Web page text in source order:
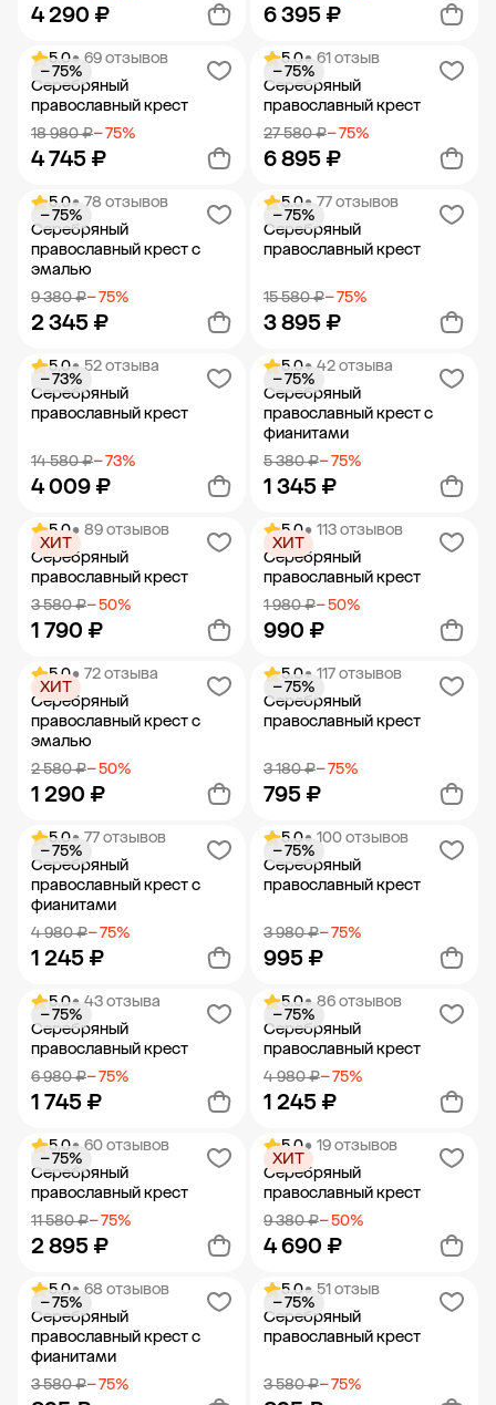
4 290 ₽
Добавить в корзину
6 395 ₽
Добавить в корзину
5.0• 69 отзывов
Серебряный
православный крест
18 980 ₽− 75%
4 745 ₽
− 75%
Добавить в корзину
5.0• 61 отзыв
Серебряный
православный крест
27 580 ₽− 75%
6 895 ₽
− 75%
Добавить в корзину
5.0• 78 отзывов
Серебряный
православный крест с
эмалью
9 380 ₽− 75%
2 345 ₽
− 75%
Добавить в корзину
5.0• 77 отзывов
Серебряный
православный крест
15 580 ₽− 75%
3 895 ₽
− 75%
Добавить в корзину
5.0• 52 отзыва
Серебряный
православный крест
14 580 ₽− 73%
4 009 ₽
− 73%
Добавить в корзину
5.0• 42 отзыва
Серебряный
православный крест с
фианитами
5 380 ₽− 75%
1 345 ₽
− 75%
Добавить в корзину
5.0• 89 отзывов
Серебряный
православный крест
3 580 ₽− 50%
1 790 ₽
ХИТ
Добавить в корзину
5.0• 113 отзывов
Серебряный
православный крест
1 980 ₽− 50%
990 ₽
ХИТ
Добавить в корзину
5.0• 72 отзыва
Серебряный
православный крест с
эмалью
2 580 ₽− 50%
1 290 ₽
ХИТ
Добавить в корзину
5.0• 117 отзывов
Серебряный
православный крест
3 180 ₽− 75%
795 ₽
− 75%
Добавить в корзину
5.0• 77 отзывов
Серебряный
православный крест с
фианитами
4 980 ₽− 75%
1 245 ₽
− 75%
Добавить в корзину
5.0• 100 отзывов
Серебряный
православный крест
3 980 ₽− 75%
995 ₽
− 75%
Добавить в корзину
5.0• 43 отзыва
Серебряный
православный крест
6 980 ₽− 75%
1 745 ₽
− 75%
Добавить в корзину
5.0• 86 отзывов
Серебряный
православный крест
4 980 ₽− 75%
1 245 ₽
− 75%
Добавить в корзину
5.0• 60 отзывов
Серебряный
православный крест
11 580 ₽− 75%
2 895 ₽
− 75%
Добавить в корзину
5.0• 19 отзывов
Серебряный
православный крест
9 380 ₽− 50%
4 690 ₽
ХИТ
Добавить в корзину
5.0• 68 отзывов
Серебряный
православный крест с
фианитами
3 580 ₽− 75%
− 75%
5.0• 51 отзыв
Серебряный
православный крест
3 580 ₽− 75%
− 75%